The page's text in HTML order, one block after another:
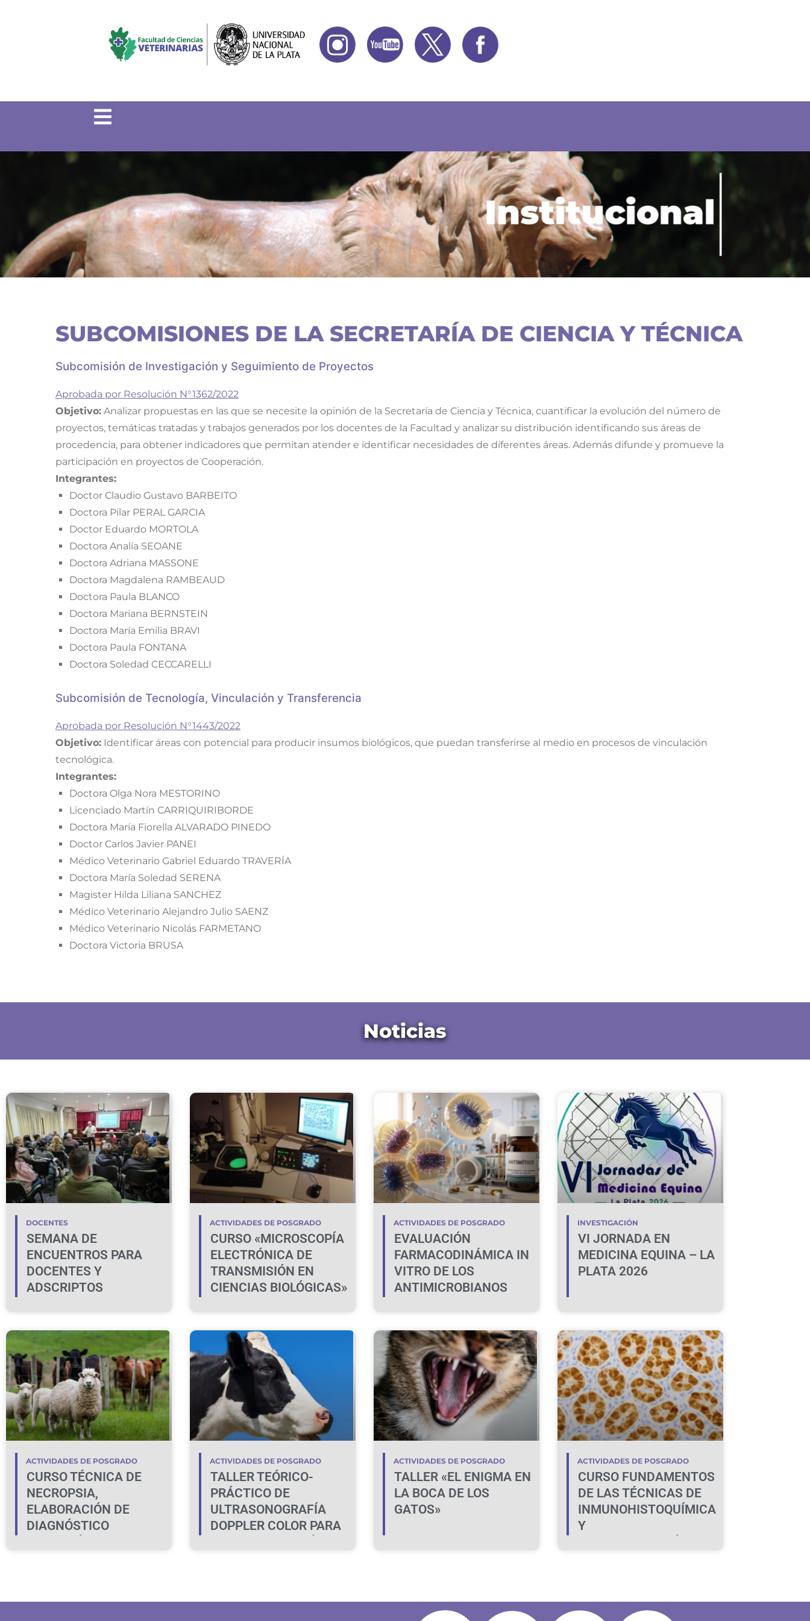
SUBCOMISIONES DE LA SECRETARÍA DE CIENCIA Y TÉCNICA
Subcomisión de Investigación y Seguimiento de Proyectos
Aprobada por Resolución N°1362/2022
Objetivo: Analizar propuestas en las que se necesite la opinión de la Secretaría de Ciencia y Técnica, cuantificar la evolución del número de
proyectos, temáticas tratadas y trabajos generados por los docentes de la Facultad y analizar su distribución identificando sus áreas de
procedencia, para obtener indicadores que permitan atender e identificar necesidades de diferentes áreas. Además difunde y promueve la
participación en proyectos de Cooperación.
Integrantes:
Doctor Claudio Gustavo BARBEITO
Doctora Pilar PERAL GARCIA
Doctor Eduardo MORTOLA
Doctora Analía SEOANE
Doctora Adriana MASSONE
Doctora Magdalena RAMBEAUD
Doctora Paula BLANCO
Doctora Mariana BERNSTEIN
Doctora María Emilia BRAVI
Doctora Paula FONTANA
Doctora Soledad CECCARELLI
Subcomisión de Tecnología, Vinculación y Transferencia
Aprobada por Resolución N°1443/2022
Objetivo: Identificar áreas con potencial para producir insumos biológicos, que puedan transferirse al medio en procesos de vinculación
tecnológica.
Integrantes:
Doctora Olga Nora MESTORINO
Licenciado Martín CARRIQUIRIBORDE
Doctora María Fiorella ALVARADO PINEDO
Doctor Carlos Javier PANEI
Médico Veterinario Gabriel Eduardo TRAVERÍA
Doctora María Soledad SERENA
Magister Hilda Liliana SANCHEZ
Médico Veterinario Alejandro Julio SAENZ
Médico Veterinario Nicolás FARMETANO
Doctora Victoria BRUSA
Noticias
DOCENTES
SEMANA DE
ENCUENTROS PARA
DOCENTES Y
ADSCRIPTOS
ACTIVIDADES DE POSGRADO
CURSO «MICROSCOPÍA
ELECTRÓNICA DE
TRANSMISIÓN EN
CIENCIAS BIOLÓGICAS»
ACTIVIDADES DE POSGRADO
EVALUACIÓN
FARMACODINÁMICA IN
VITRO DE LOS
ANTIMICROBIANOS
MEDICINA
VETERINARIA
INVESTIGACIÓN
VI JORNADA EN
MEDICINA EQUINA – LA
PLATA 2026
ACTIVIDADES DE POSGRADO
CURSO TÉCNICA DE
NECROPSIA,
ELABORACIÓN DE
DIAGNÓSTICO
ACTIVIDADES DE POSGRADO
TALLER TEÓRICO-
PRÁCTICO DE
ULTRASONOGRAFÍA
DOPPLER COLOR PARA
ACTIVIDADES DE POSGRADO
TALLER «EL ENIGMA EN
LA BOCA DE LOS
GATOS»
ACTIVIDADES DE POSGRADO
CURSO FUNDAMENTOS
DE LAS TÉCNICAS DE
INMUNOHISTOQUÍMICA
Y